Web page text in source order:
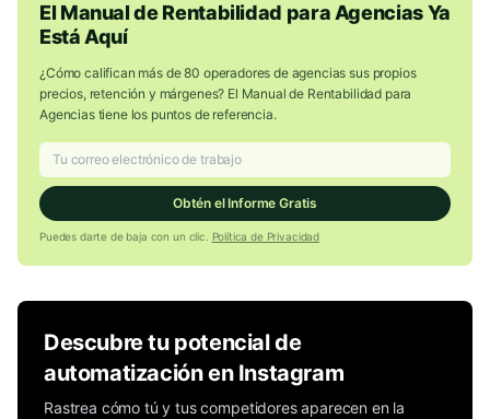
El Manual de Rentabilidad para Agencias Ya
Está Aquí
¿Cómo califican más de 80 operadores de agencias sus propios
precios, retención y márgenes? El Manual de Rentabilidad para
Agencias tiene los puntos de referencia.
Obtén el Informe Gratis
Puedes darte de baja con un clic. Política de Privacidad
Descubre tu potencial de
automatización en Instagram
Rastrea cómo tú y tus competidores aparecen en la